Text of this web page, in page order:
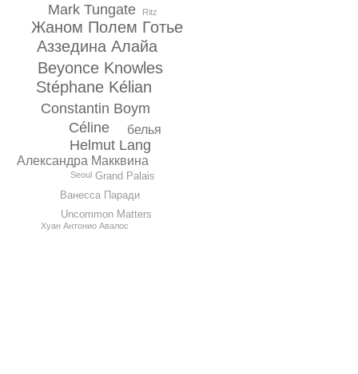
Beyonce Knowles
Аззедина Алайа
Stéphane Kélian
Жаном Полем Готье
Constantin Boym
Mark Tungate
Céline
Helmut Lang
белья
Александра Макквина
Grand Palais
Ванесса Паради
Uncommon Matters
Seoul
Хуан Антонио Авалос
Ritz